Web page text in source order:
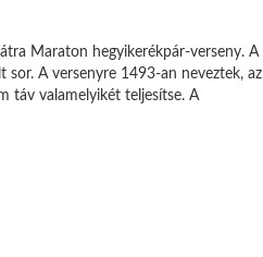
Maraton hegyikerékpár-verseny. A
sor. A versenyre 1493-an neveztek, az
táv valamelyikét teljesítse. A